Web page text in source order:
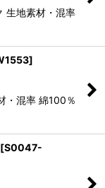
生地素材・混率
]
・混率 綿100％
[S0047-